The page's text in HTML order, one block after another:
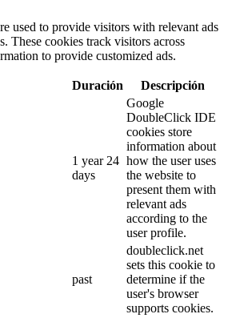
used to provide visitors with relevant ads
These cookies track visitors across
to provide customized ads.
Duración Descripción
1 year 24
days
Google
DoubleClick IDE
cookies store
information about
how the user uses
the website to
present them with
relevant ads
according to the
user profile.
past
doubleclick.net
sets this cookie to
determine if the
user's browser
supports cookies.